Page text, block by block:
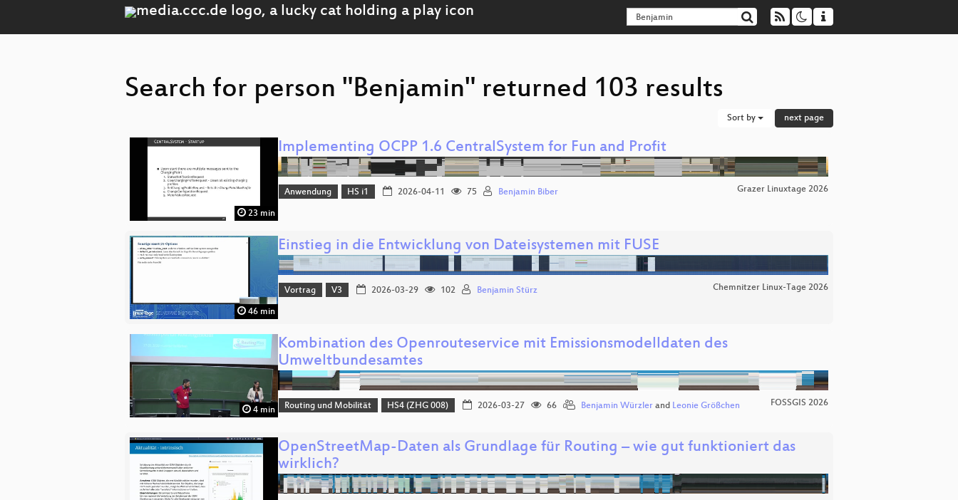
Search for person "Benjamin" returned 103 results
Sort by next page
23 min
Implementing OCPP 1.6 CentralSystem for Fun and Profit
Anwendung HS i1 2026-04-11 75 Benjamin Biber Grazer Linuxtage 2026
46 min
Einstieg in die Entwicklung von Dateisystemen mit FUSE
Vortrag V3 2026-03-29 102 Benjamin Stürz Chemnitzer Linux-Tage 2026
4 min
Kombination des Openrouteservice mit Emissionsmodelldaten des
Umweltbundesamtes
Routing und Mobilität HS4 (ZHG 008) 2026-03-27 66 Benjamin Würzlerand Leonie Größchen FOSSGIS 2026
OpenStreetMap-Daten als Grundlage für Routing – wie gut funktioniert das
wirklich?